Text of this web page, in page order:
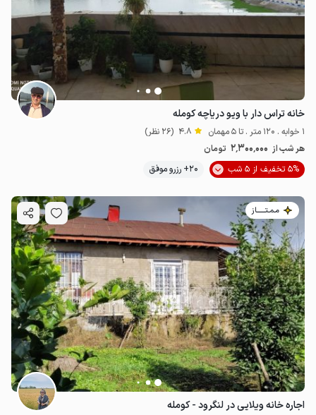
2.5میلیون ت 4.9
خانه تراس دار با ویو دریاچه کومله
1 خوابه . 120 متر . تا 5 مهمان 4.8 (26 نظر)
هر شب از 2٬300٬000 تومان
5% تخفیف از 5 شب
20+ رزرو موفق
مـمـتــــــاز
اجاره خانه ویلایی در لنگرود - کومله